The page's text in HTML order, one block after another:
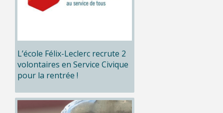
L’école Félix-Leclerc recrute 2
volontaires en Service Civique
pour la rentrée !